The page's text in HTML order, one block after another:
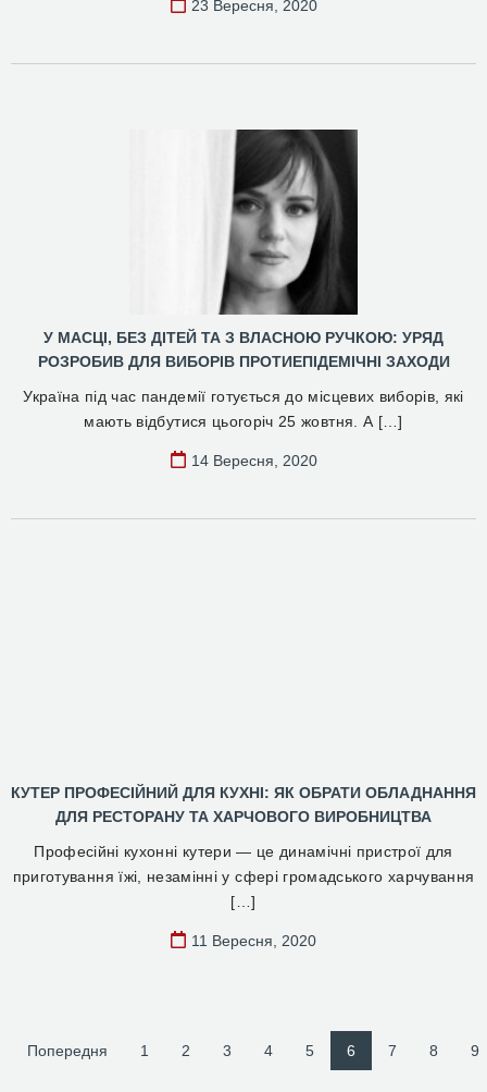
23 Вересня, 2020
У МАСЦІ, БЕЗ ДІТЕЙ ТА З ВЛАСНОЮ РУЧКОЮ: УРЯД
РОЗРОБИВ ДЛЯ ВИБОРІВ ПРОТИЕПІДЕМІЧНІ ЗАХОДИ
Україна під час пандемії готується до місцевих виборів, які
мають відбутися цьогоріч 25 жовтня. А […]
14 Вересня, 2020
КУТЕР ПРОФЕСІЙНИЙ ДЛЯ КУХНІ: ЯК ОБРАТИ ОБЛАДНАННЯ
ДЛЯ РЕСТОРАНУ ТА ХАРЧОВОГО ВИРОБНИЦТВА
Професійні кухонні кутери — це динамічні пристрої для
приготування їжі, незамінні у сфері громадського харчування
[…]
11 Вересня, 2020
Попередня 1 2 3 4 5 6 7 8 9